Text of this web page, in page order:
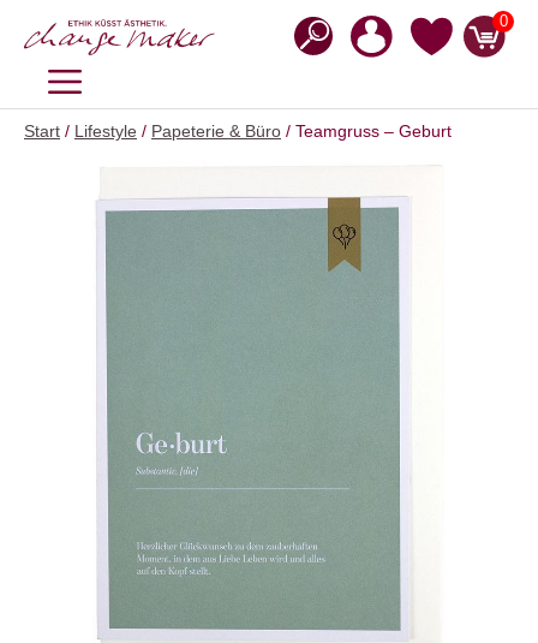
Inhalt
0
MENÜ
Start / Lifestyle / Papeterie & Büro / Teamgruss – Geburt